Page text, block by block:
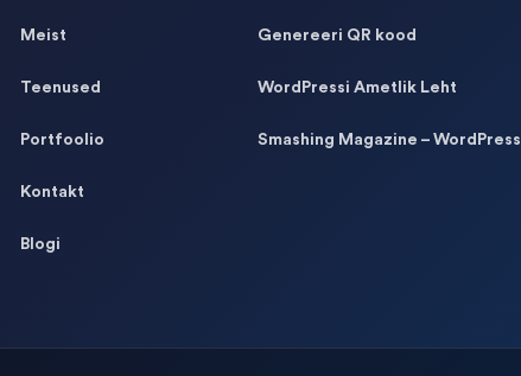
Meist
Teenused
Portfoolio
Kontakt
Blogi
Genereeri QR kood
WordPressi Ametlik Leht
Smashing Magazine – WordPress